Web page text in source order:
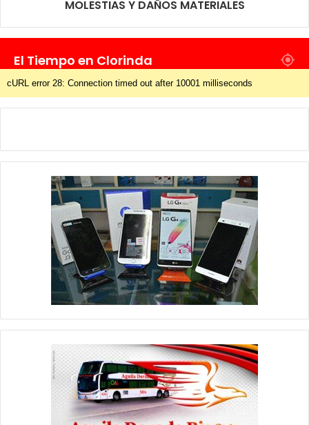
MOLESTIAS Y DAÑOS MATERIALES
El Tiempo en Clorinda
cURL error 28: Connection timed out after 10001 milliseconds